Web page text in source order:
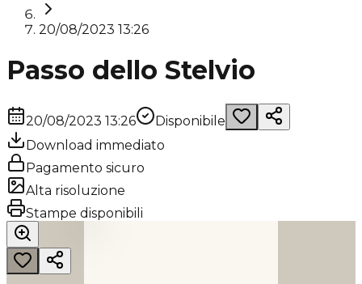
20/08/2023 13:26
Passo dello Stelvio
20/08/2023 13:26
Disponibile
Download immediato
Pagamento sicuro
Alta risoluzione
Stampe disponibili